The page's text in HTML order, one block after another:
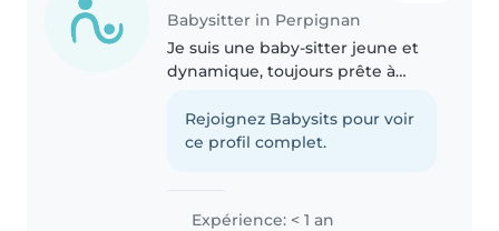
Babysitter in Perpignan
Je suis une baby-sitter jeune et
dynamique, toujours prête à
parle couramment français et
anglais. Je suis actuellement en
Rejoignez Babysits pour voir
ce profil complet.
Expérience: < 1 an